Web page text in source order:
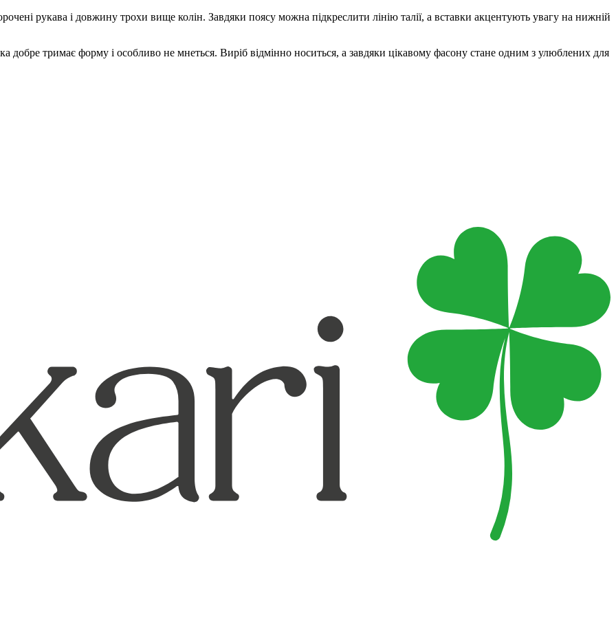
рукава і довжину трохи вище колін. Завдяки поясу можна підкреслити лінію талії, а вставки акцентують увагу на нижній
тримає форму і особливо не мнеться. Виріб відмінно носиться, а завдяки цікавому фасону стане одним з улюблених для